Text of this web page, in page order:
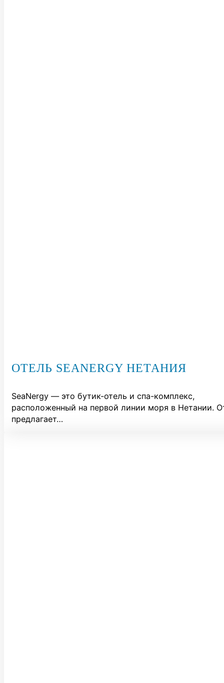
ОТЕЛЬ SEANERGY НЕТАНИЯ
SeaNergy — это бутик-отель и спа-комплекс,
расположенный на первой линии моря в Нетании.
предлагает…